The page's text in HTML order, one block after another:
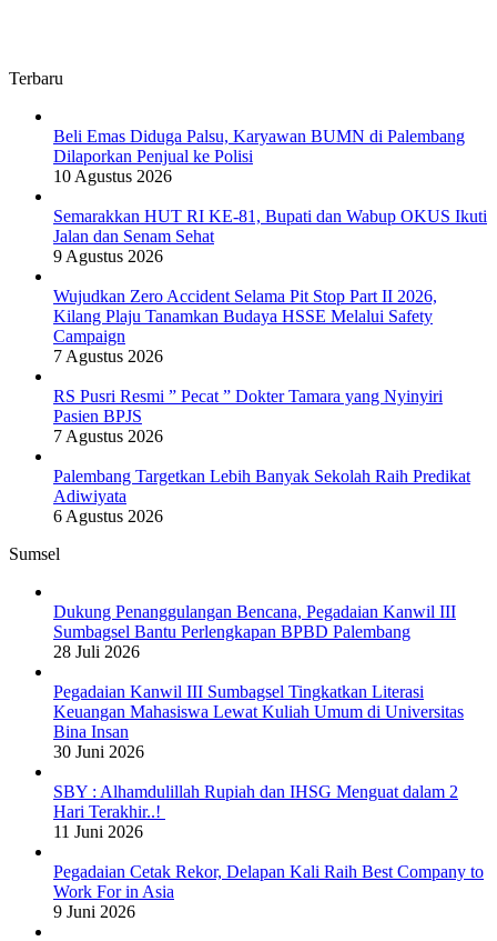
Terbaru
Beli Emas Diduga Palsu, Karyawan BUMN di Palembang
Dilaporkan Penjual ke Polisi
10 Agustus 2026
Semarakkan HUT RI KE-81, Bupati dan Wabup OKUS Ikuti
Jalan dan Senam Sehat
9 Agustus 2026
Wujudkan Zero Accident Selama Pit Stop Part II 2026,
Kilang Plaju Tanamkan Budaya HSSE Melalui Safety
Campaign
7 Agustus 2026
RS Pusri Resmi ” Pecat ” Dokter Tamara yang Nyinyiri
Pasien BPJS
7 Agustus 2026
Palembang Targetkan Lebih Banyak Sekolah Raih Predikat
Adiwiyata
6 Agustus 2026
Sumsel
Dukung Penanggulangan Bencana, Pegadaian Kanwil III
Sumbagsel Bantu Perlengkapan BPBD Palembang
28 Juli 2026
Pegadaian Kanwil III Sumbagsel Tingkatkan Literasi
Keuangan Mahasiswa Lewat Kuliah Umum di Universitas
Bina Insan
30 Juni 2026
SBY : Alhamdulillah Rupiah dan IHSG Menguat dalam 2
Hari Terakhir..!
11 Juni 2026
Pegadaian Cetak Rekor, Delapan Kali Raih Best Company to
Work For in Asia
9 Juni 2026